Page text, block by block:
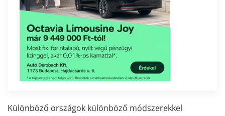
Különböző országok különböző módszerekkel